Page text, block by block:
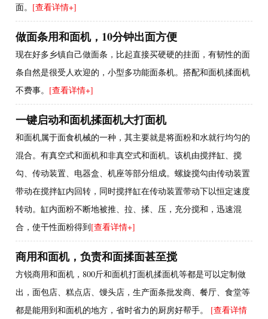
面。 [查看详情+]
做面条用和面机，10分钟出面方便
现在好多乡镇自己做面条，比起直接买硬硬的挂面，有韧性的面
条自然是很受人欢迎的，小型多功能面条机。搭配和面机揉面机
不费事。 [查看详情+]
一键启动和面机揉面机大打面机
和面机属于面食机械的一种，其主要就是将面粉和水就行均匀的
混合。有真空式和面机和非真空式和面机。该机由搅拌缸、搅
勾、传动装置、电器盒、机座等部分组成。螺旋搅勾由传动装置
带动在搅拌缸内回转，同时搅拌缸在传动装置带动下以恒定速度
转动。缸内面粉不断地被推、拉、揉、压，充分搅和，迅速混
合，使干性面粉得到[查看详情+]
商用和面机，负责和面揉面甚至搅
方锐商用和面机，800斤和面机打面机揉面机等都是可以定制做
出，面包店、糕点店、馒头店，生产面条批发商、餐厅、食堂等
都是能用到和面机的地方，省时省力的厨房好帮手。 [查看详情